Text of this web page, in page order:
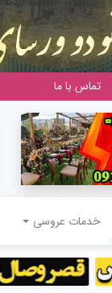
تماس با ما
خدمات عروسی